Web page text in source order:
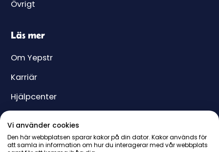
Övrigt
Läs mer
Om Yepstr
Karriär
Hjälpcenter
Pris
Vi använder cookies
Den här webbplatsen sparar kakor på din dator. Kakor används för
att samla in information om hur du interagerar med vår webbplats